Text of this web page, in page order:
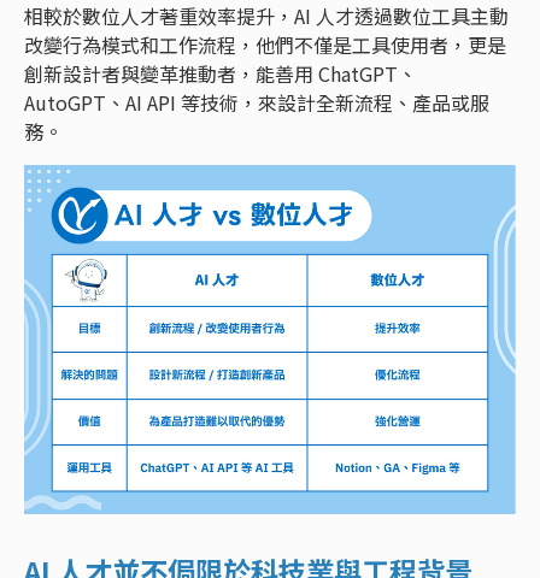
相較於數位人才著重效率提升，AI 人才透過數位工具主動
改變行為模式和工作流程，他們不僅是工具使用者，更是
創新設計者與變革推動者，能善用 ChatGPT、
AutoGPT、AI API 等技術，來設計全新流程、產品或服
務。